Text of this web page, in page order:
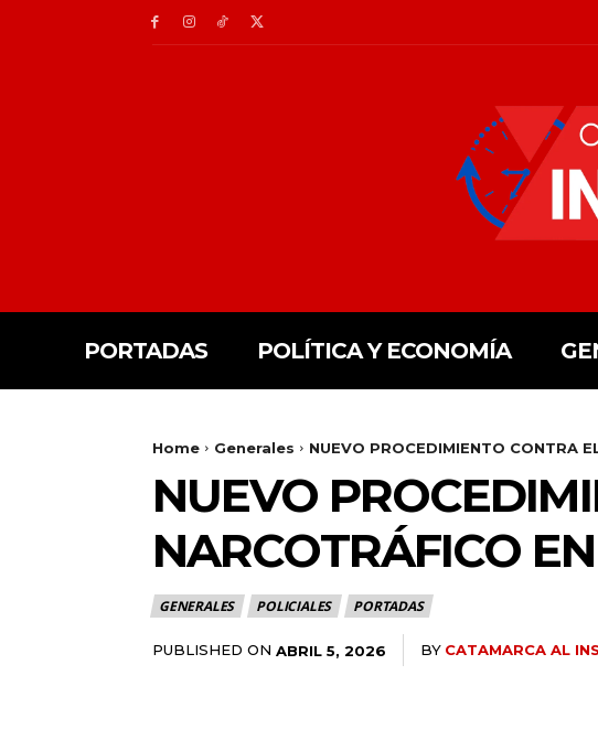
PORTADAS POLÍTICA Y ECONOMÍA
Home Generales NUEVO PROCEDIMIENTO CONTRA
NUEVO
NARCOTRÁFICO
GENERALES POLICIALES PORTADAS
PUBLISHED ON ABRIL 5, 2026 BY CATAMARCA AL